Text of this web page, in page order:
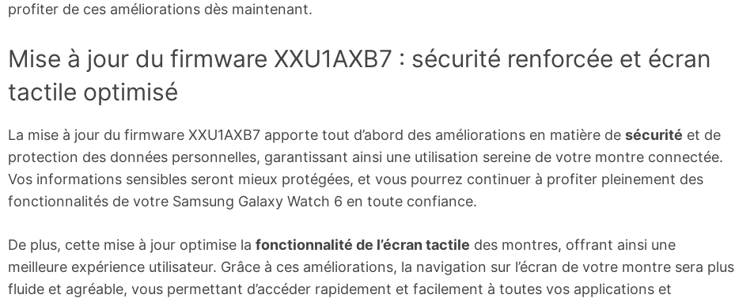
profiter de ces améliorations dès maintenant.
Mise à jour du firmware XXU1AXB7 : sécurité renforcée et écran
tactile optimisé
La mise à jour du firmware XXU1AXB7 apporte tout d’abord des améliorations en matière de sécurité et de
protection des données personnelles, garantissant ainsi une utilisation sereine de votre montre connectée.
Vos informations sensibles seront mieux protégées, et vous pourrez continuer à profiter pleinement des
fonctionnalités de votre Samsung Galaxy Watch 6 en toute confiance.
De plus, cette mise à jour optimise la fonctionnalité de l’écran tactile des montres, offrant ainsi une
meilleure expérience utilisateur. Grâce à ces améliorations, la navigation sur l’écran de votre montre sera plus
fluide et agréable, vous permettant d’accéder rapidement et facilement à toutes vos applications et